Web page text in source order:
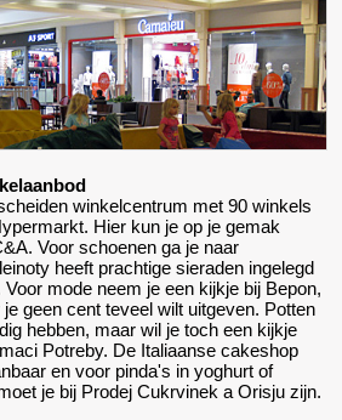
winkelcentrum met 90 winkels
Hier kun je op je gemak
Voor schoenen ga je naar
heeft prachtige sieraden ingelegd
mode neem je een kijkje bij Bepon,
geen cent teveel wilt uitgeven. Potten
hebben, maar wil je toch een kijkje
Potreby. De Italiaanse cakeshop
en voor pinda's in yoghurt of
je bij Prodej Cukrvinek a Orisju zijn.